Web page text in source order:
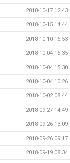
2018-10-17 12:43
2018-10-15 14:44
2018-10-10 16:53
2018-10-04 15:35
2018-10-04 15:30
2018-10-04 10:26
2018-10-02 08:44
2018-09-27 14:49
2018-09-26 13:09
2018-09-26 09:17
2018-09-19 08:34